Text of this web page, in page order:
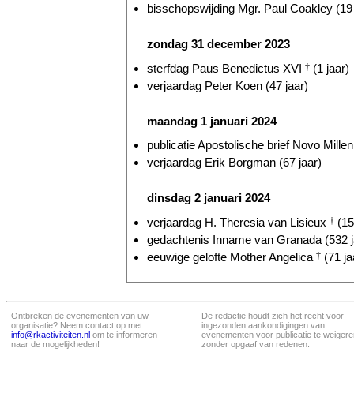
bisschopswijding Mgr. Paul Coakley
zondag 31 december 2023
sterfdag Paus Benedictus XVI † (1 jaar)
verjaardag Peter Koen (47 jaar)
maandag 1 januari 2024
publicatie Apostolische brief Novo
verjaardag Erik Borgman (67 jaar)
dinsdag 2 januari 2024
verjaardag H. Theresia van Lisieux †
gedachtenis Inname van Granada (532
eeuwige gelofte Mother Angelica † (71
Ontbreken de evenementen van uw
organisatie? Neem contact op met
info@rkactiviteiten.nl om te informeren
naar de mogelijkheden!
De redactie houdt zich het recht voor
ingezonden aankondigingen van
evenementen voor publicatie te
zonder opgaaf van redenen.